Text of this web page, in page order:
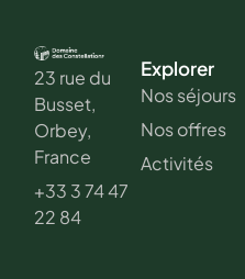
23 rue du
Busset,
Orbey,
France
+33 3 74 47
22 84
Explorer
Nos séjours
Nos offres
Activités